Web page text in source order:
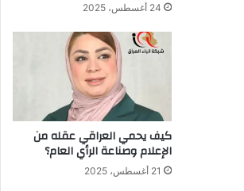
24 أغسطس، 2025
كيف يحمي العراقي عقله من
الإعلام وصناعة الرأي العام؟
21 أغسطس، 2025